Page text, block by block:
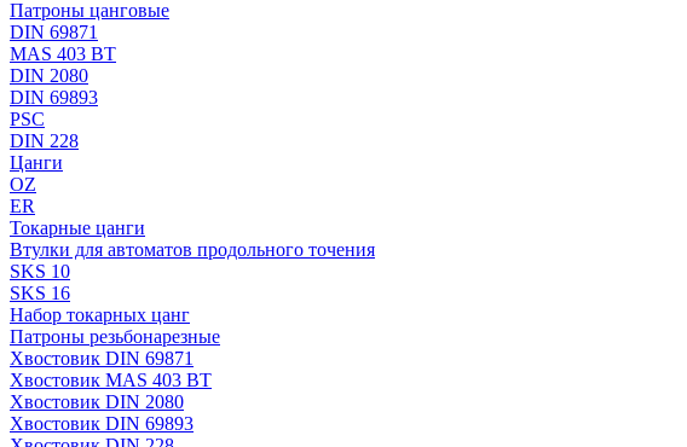
Патроны цанговые
DIN 69871
MAS 403 BT
DIN 2080
DIN 69893
PSC
DIN 228
Цанги
OZ
ER
Токарные цанги
Втулки для автоматов продольного точения
SKS 10
SKS 16
Набор токарных цанг
Патроны резьбонарезные
Хвостовик DIN 69871
Хвостовик MAS 403 BT
Хвостовик DIN 2080
Хвостовик DIN 69893